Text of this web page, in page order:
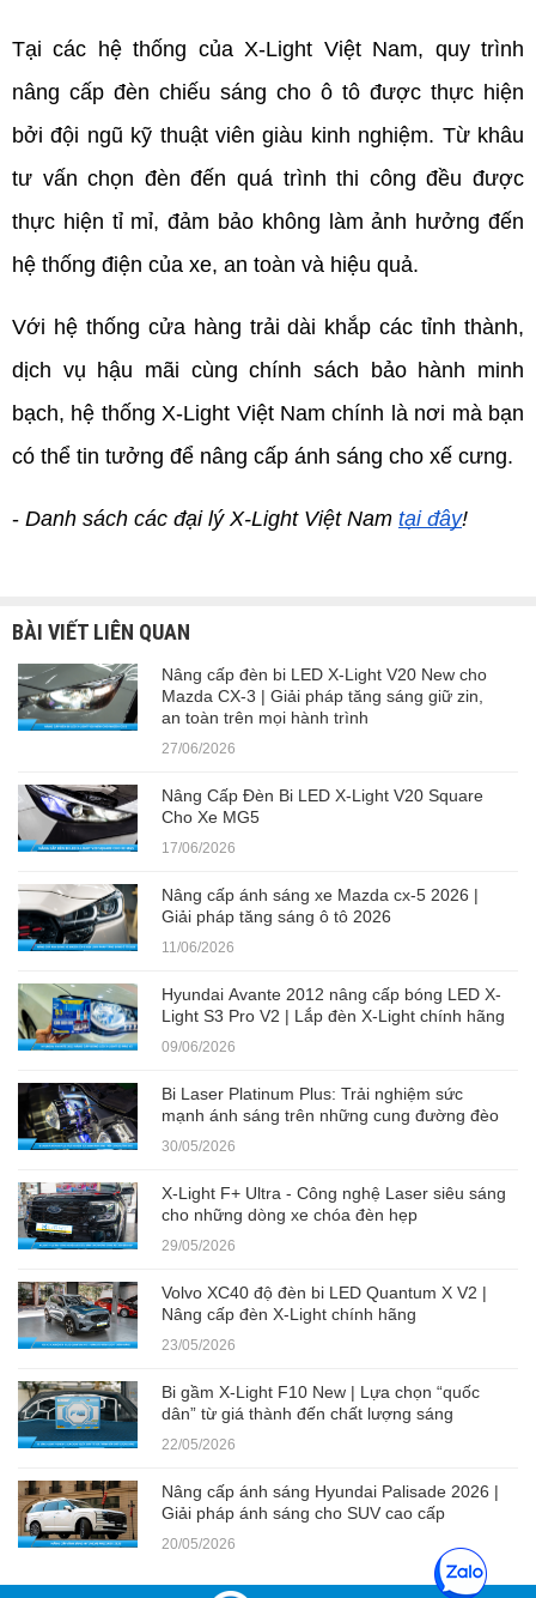
Tại các hệ thống của X-Light Việt Nam, quy trình
nâng cấp đèn chiếu sáng cho ô tô được thực hiện
bởi đội ngũ kỹ thuật viên giàu kinh nghiệm. Từ khâu
tư vấn chọn đèn đến quá trình thi công đều được
thực hiện tỉ mỉ, đảm bảo không làm ảnh hưởng đến
hệ thống điện của xe, an toàn và hiệu quả.
Với hệ thống cửa hàng trải dài khắp các tỉnh thành,
dịch vụ hậu mãi cùng chính sách bảo hành minh
bạch, hệ thống X-Light Việt Nam chính là nơi mà bạn
có thể tin tưởng để nâng cấp ánh sáng cho xế cưng.
- Danh sách các đại lý X-Light Việt Nam tại đây!
BÀI VIẾT LIÊN QUAN
Nâng cấp đèn bi LED X-Light V20 New cho
Mazda CX-3 | Giải pháp tăng sáng giữ zin,
an toàn trên mọi hành trình
27/06/2026
Nâng Cấp Đèn Bi LED X-Light V20 Square
Cho Xe MG5
17/06/2026
Nâng cấp ánh sáng xe Mazda cx-5 2026 |
Giải pháp tăng sáng ô tô 2026
11/06/2026
Hyundai Avante 2012 nâng cấp bóng LED X-
Light S3 Pro V2 | Lắp đèn X-Light chính hãng
09/06/2026
Bi Laser Platinum Plus: Trải nghiệm sức
mạnh ánh sáng trên những cung đường đèo
30/05/2026
X-Light F+ Ultra - Công nghệ Laser siêu sáng
cho những dòng xe chóa đèn hẹp
29/05/2026
Volvo XC40 độ đèn bi LED Quantum X V2 |
Nâng cấp đèn X-Light chính hãng
23/05/2026
Bi gầm X-Light F10 New | Lựa chọn “quốc
dân” từ giá thành đến chất lượng sáng
22/05/2026
Nâng cấp ánh sáng Hyundai Palisade 2026 |
Giải pháp ánh sáng cho SUV cao cấp
20/05/2026